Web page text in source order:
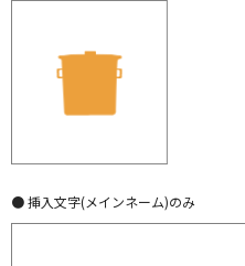
● 挿入文字(メインネーム)のみ